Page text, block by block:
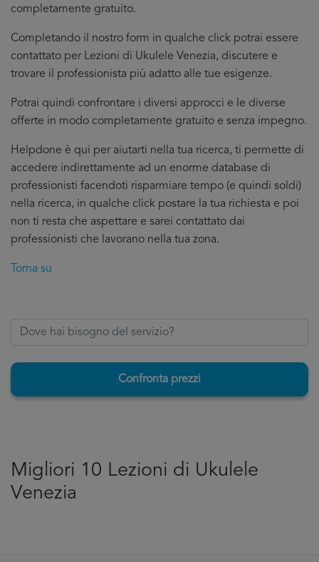
completamente gratuito.
Completando il nostro form in qualche click potrai essere
contattato per Lezioni di Ukulele Venezia, discutere e
trovare il professionista più adatto alle tue esigenze.
Potrai quindi confrontare i diversi approcci e le diverse
offerte in modo completamente gratuito e senza impegno.
Helpdone è qui per aiutarti nella tua ricerca, ti permette di
accedere indirettamente ad un enorme database di
professionisti facendoti risparmiare tempo (e quindi soldi)
nella ricerca, in qualche click postare la tua richiesta e poi
non ti resta che aspettare e sarei contattato dai
professionisti che lavorano nella tua zona.
Torna su
Confronta prezzi
Migliori 10 Lezioni di Ukulele
Venezia